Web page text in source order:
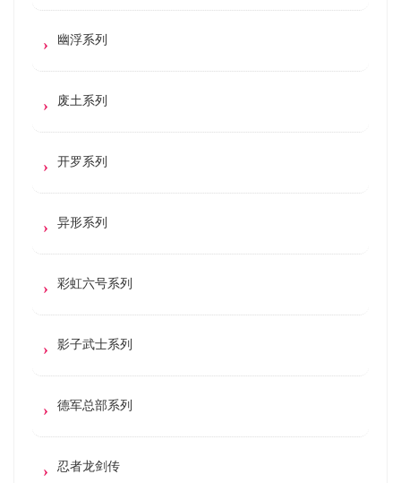
幽浮系列
废土系列
开罗系列
异形系列
彩虹六号系列
影子武士系列
德军总部系列
忍者龙剑传